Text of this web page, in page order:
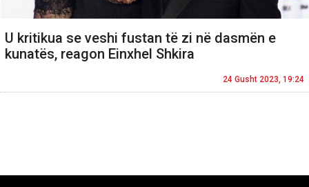
U kritikua se veshi fustan të zi në dasmën e
kunatës, reagon Einxhel Shkira
24 Gusht 2023, 19:24